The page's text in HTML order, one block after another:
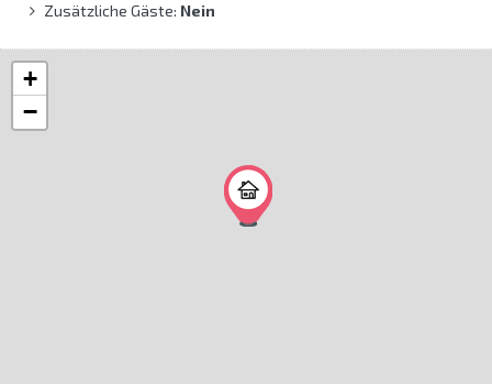
Zusätzliche Gäste: Nein
+
−